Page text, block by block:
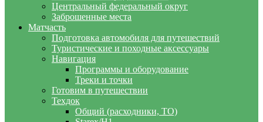
Центральный федеральный округ
Заброшенные места
Матчасть
Подготовка автомобиля для путешествий
Туристические и походные аксессуары
Навигация
Программы и оборудование
Треки и точки
Готовим в путешествии
Техдок
Общий (расходники, ТО)